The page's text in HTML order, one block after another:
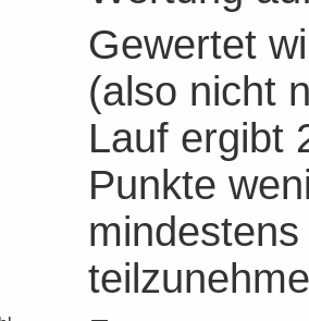
Gewertet
(also nicht
Lauf ergibt
Punkte